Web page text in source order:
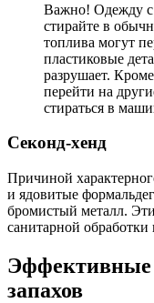
Важно! Одежду с
стирайте в
топлива могут
пластиковые
разрушает.
перейти на
стираться в
Секонд-хенд
Причиной
и ядовитые
бромистый металл.
санитарной
Эффективные
запахов